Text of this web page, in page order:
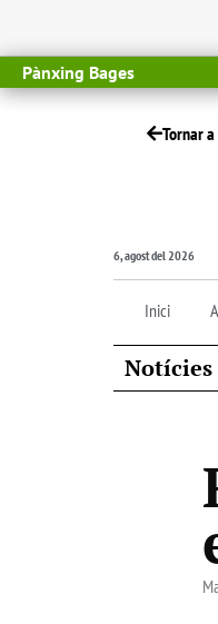
Pànxing Bages
Tornar
6, agost del 2026
Inici
Notícies